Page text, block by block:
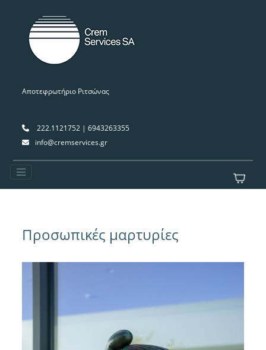
Αποτεφρωτήριο Ριτσώνας
222.1121752 | 6943263355
info@cremservices.gr
Προσωπικές μαρτυρίες